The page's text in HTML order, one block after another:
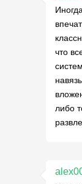
что
либо